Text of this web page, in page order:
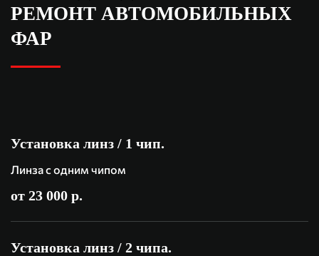
РЕМОНТ АВТОМОБИЛЬНЫХ
ФАР
Установка линз / 1 чип.
Линза с одним чипом
от 23 000 р.
Установка линз / 2 чипа.